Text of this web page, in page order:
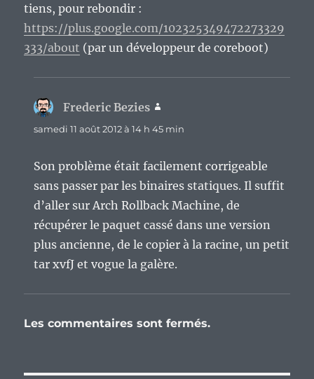
tiens, pour rebondir :
https://plus.google.com/102325349472273329
333/about (par un développeur de coreboot)
Frederic Bezies
samedi 11 août 2012 à 14 h 45 min
Son problème était facilement corrigeable
sans passer par les binaires statiques. Il suffit
d’aller sur Arch Rollback Machine, de
récupérer le paquet cassé dans une version
plus ancienne, de le copier à la racine, un petit
tar xvfJ et vogue la galère.
Les commentaires sont fermés.